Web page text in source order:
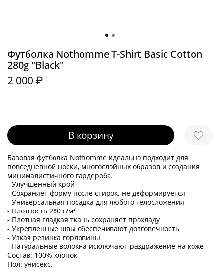
Футболка Nothomme T-Shirt Basic Cotton
280g "Black"
2 000 ₽
В корзину
Базовая футболка Nothomme идеально подходит для
повседневной носки, многослойных образов и создания
минималистичного гардероба.
- Улучшенный крой
- Сохраняет форму после стирок, не деформируется
- Универсальная посадка для любого телосложения
- Плотность 280 г/м²
- Плотная гладкая ткань сохраняет прохладу
- Укрепленные швы обеспечивают долговечность
- Узкая резинка горловины
- Натуральные волокна исключают раздражение на коже
Состав: 100% хлопок
Пол: унисекс.